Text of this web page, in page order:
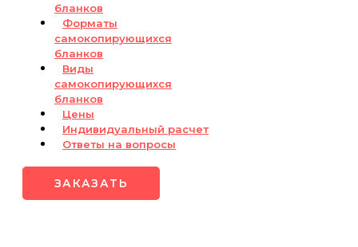
бланков
Форматы
самокопирующихся
бланков
Виды
самокопирующихся
бланков
Цены
Индивидуальный расчет
Ответы на вопросы
ЗАКАЗАТЬ